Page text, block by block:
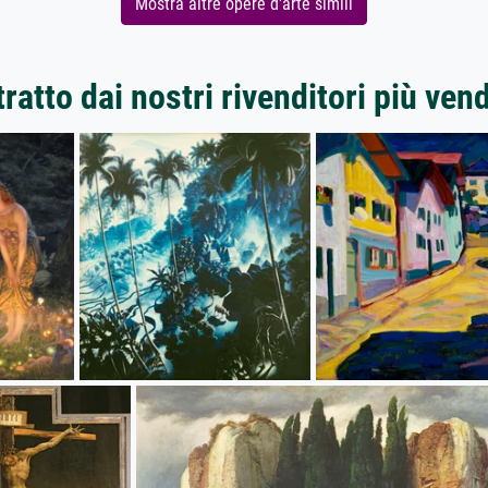
Mostra altre opere d'arte simili
dai nostri rivenditori più